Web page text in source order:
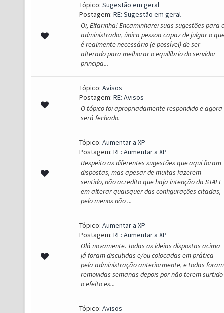
Tópico: Sugestão em geral
Postagem: RE: Sugestão em geral
Oi, Elfarinha! Encaminharei suas sugestões para
administrador, única pessoa capaz de julgar o
é realmente necessário (e possível) de ser
alterado para melhorar o equilíbrio do servidor
principa...
Tópico: Avisos
Postagem: RE: Avisos
O tópico foi apropriadamente respondido e agora
será fechado.
Tópico: Aumentar a XP
Postagem: RE: Aumentar a XP
Respeito as diferentes sugestões que aqui foram
dispostas, mas apesar de muitas fazerem
sentido, não acredito que haja intenção da STAFF
em alterar quaisquer das configurações citadas,
pelo menos não ...
Tópico: Aumentar a XP
Postagem: RE: Aumentar a XP
Olá novamente. Todas as ideias dispostas acima
já foram discutidas e/ou colocadas em prática
pela administração anteriormente, e todas foram
removidas semanas depois por não terem surtido
o efeito es...
Tópico: Avisos